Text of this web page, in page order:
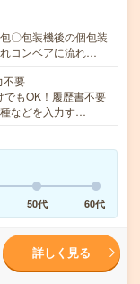
〇包装機後の個包装
コンベアに流れ…
不要
もOK！履歴書不要
などを入力す…
50代 60代
詳しく見る